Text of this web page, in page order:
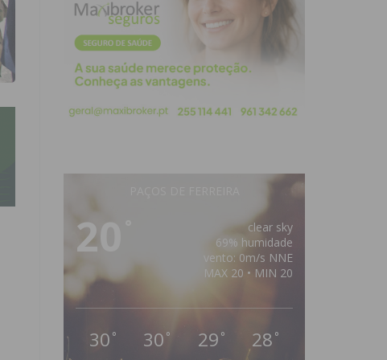
20
clear sky
69% humidade
vento: 0m/s NNE
MAX 20 • MIN 20
30 ° 30 ° 29 ° 28 °